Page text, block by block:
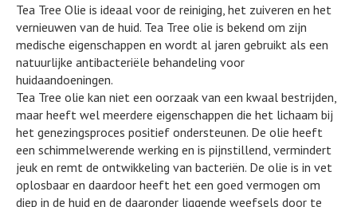
Tea Tree Olie is ideaal voor de reiniging, het zuiveren en het
vernieuwen van de huid. Tea Tree olie is bekend om zijn
medische eigenschappen en wordt al jaren gebruikt als een
natuurlijke antibacteriële behandeling voor
huidaandoeningen.
Tea Tree olie kan niet een oorzaak van een kwaal bestrijden,
maar heeft wel meerdere eigenschappen die het lichaam bij
het genezingsproces positief ondersteunen. De olie heeft
een schimmelwerende werking en is pijnstillend, vermindert
jeuk en remt de ontwikkeling van bacteriën. De olie is in vet
oplosbaar en daardoor heeft het een goed vermogen om
diep in de huid en de daaronder liggende weefsels door te